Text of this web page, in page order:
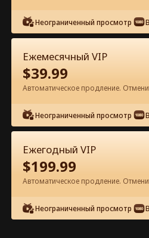
Эпизод 53 -
миллиардера,
Полный фильм
1-50 51-75
54
Неограниченный просмотр
Ежемесячный VIP
$39.99
Автоматическое продление.
Неограниченный просмотр
Ежегодный VIP
$199.99
Автоматическое продление.
Неограниченный просмотр